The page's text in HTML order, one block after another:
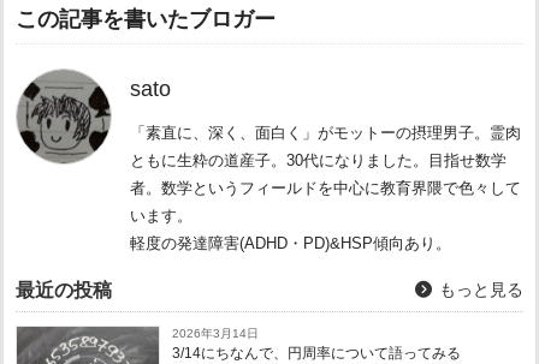
この記事を書いたブロガー
sato
「素直に、深く、面白く」がモットーの摂理男子。霊肉
ともに生粋の道産子。30代になりました。目指せ数学
者。数学というフィールドを中心に教育界隈で色々して
います。
軽度の発達障害(ADHD・PD)&HSP傾向あり。
最近の投稿 もっと見る
2026年3月14日
3/14にちなんで、円周率について語ってみる